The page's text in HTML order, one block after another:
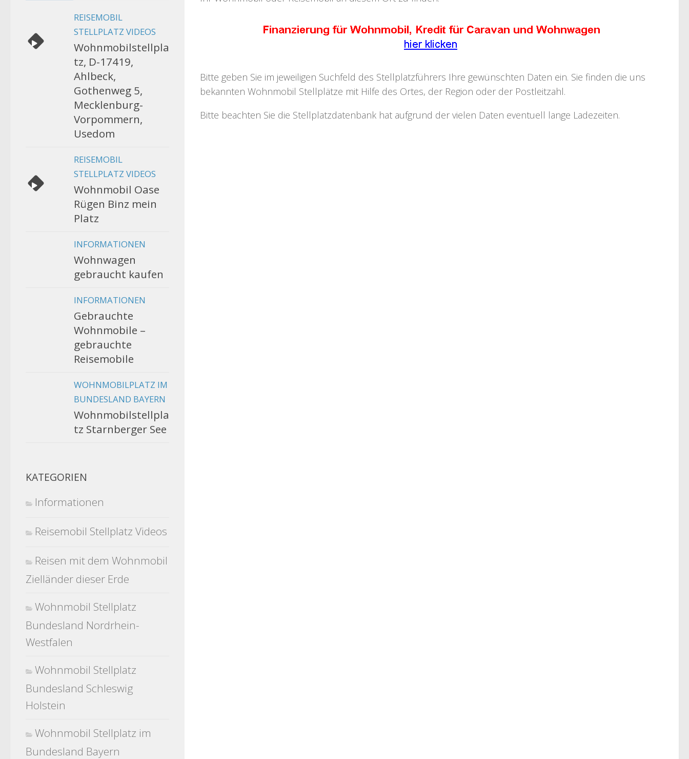
Bitte geben Sie im jeweiligen Suchfeld des Stellplatzführers Ihre gewünschten Daten ein. Sie finden die uns
bekannten Wohnmobil Stellplätze mit Hilfe des Ortes, der Region oder der Postleitzahl.
Bitte beachten Sie die Stellplatzdatenbank hat aufgrund der vielen Daten eventuell lange Ladezeiten.
REISEMOBIL
STELLPLATZ VIDEOS
Wohnmobilstellpla
tz, D-17419,
Ahlbeck,
Gothenweg 5,
Mecklenburg-
Vorpommern,
Usedom
REISEMOBIL
STELLPLATZ VIDEOS
Wohnmobil Oase
Rügen Binz mein
Platz
INFORMATIONEN
Wohnwagen
gebraucht kaufen
INFORMATIONEN
Gebrauchte
Wohnmobile –
gebrauchte
Reisemobile
WOHNMOBILPLATZ IM
BUNDESLAND BAYERN
Wohnmobilstellpla
tz Starnberger See
KATEGORIEN
Informationen
Reisemobil Stellplatz Videos
Reisen mit dem Wohnmobil
Zielländer dieser Erde
Wohnmobil Stellplatz
Bundesland Nordrhein-
Westfalen
Wohnmobil Stellplatz
Bundesland Schleswig
Holstein
Wohnmobil Stellplatz im
Bundesland Bayern